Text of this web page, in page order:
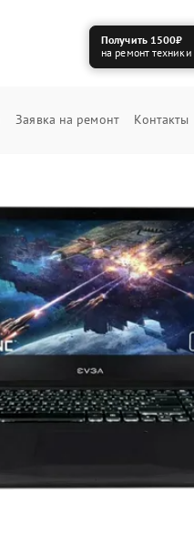
Получить 1500₽
на ремонт техники
Заявка на ремонт Контакты